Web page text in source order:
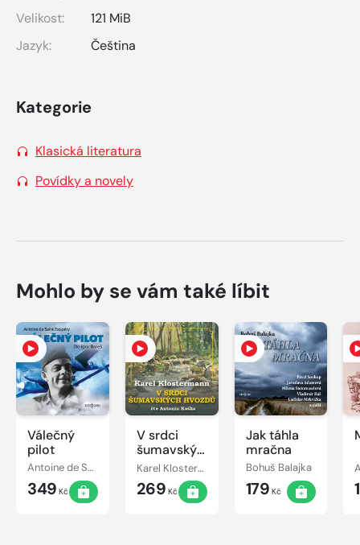
Velikost:
121 MiB
Jazyk:
Čeština
Kategorie
Klasická literatura
Povídky a novely
Mohlo by se vám také líbit
Válečný
pilot
Antoine de Saint-Exupéry
349 Kč
V srdci
šumavských
hvozdů
Karel Klostermann
269 Kč
Jak táhla
mračna
Bohuš Balajka
179 Kč